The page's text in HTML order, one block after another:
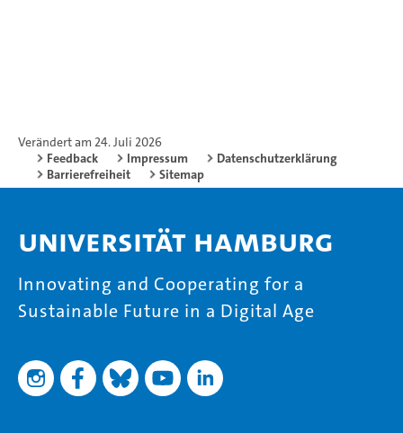
Verändert am 24. Juli 2026
Feedback
Impressum
Datenschutzerklärung
Barrierefreiheit
Sitemap
Universität Hamburg
Innovating and Cooperating for a
Sustainable Future in a Digital Age